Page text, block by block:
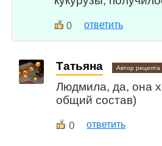
0 ответить
Татьяна Автор рецепта
Людмила, да, она
общий состав)
0 ответить